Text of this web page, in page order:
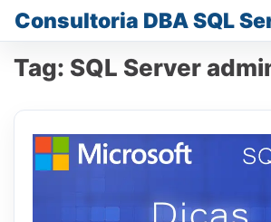
content
Consultoria DBA SQL
Tag: SQL Server